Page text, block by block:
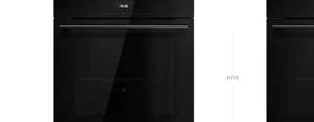
строгий, стильный, прибор отлично вписался в
мою небольшую кухню.
дополнительное протирание. Дизайн
лаконичный, серебристая отделка смотрится
дорого. Хоть цена не низкая, она полностью
оправдывает себя.